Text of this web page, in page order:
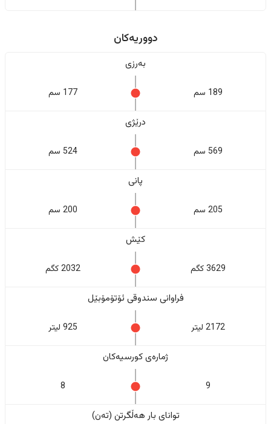
دووریەکان
بەرزی
189 سم 177 سم
درێژی
569 سم 524 سم
پانی
205 سم 200 سم
کێش
3629 کگم 2032 کگم
فراوانی سندوقی ئۆتۆمۆبێل
2172 لیتر 925 لیتر
ژمارەی کورسیەکان
9
8
تواناى بار هەڵگرتن (تەن)